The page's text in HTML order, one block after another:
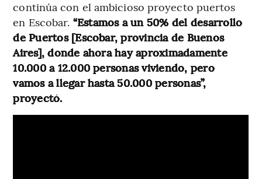
continúa con el ambicioso proyecto puertos
en Escobar. “Estamos a un 50% del desarrollo
de Puertos [Escobar, provincia de Buenos
Aires], donde ahora hay aproximadamente
10.000 a 12.000 personas viviendo, pero
vamos a llegar hasta 50.000 personas”,
proyectó.